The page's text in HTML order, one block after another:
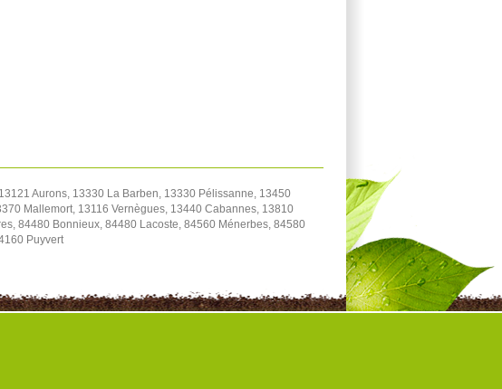
Aurons, 13330 La Barben, 13330 Pélissanne, 13450
Mallemort, 13116 Vernègues, 13440 Cabannes, 13810
84480 Bonnieux, 84480 Lacoste, 84560 Ménerbes, 84580
Puyvert